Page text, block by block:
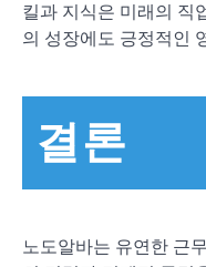
킬과 지식은 미래의 직
의 성장에도 긍정적인
결론
노도알바는 유연한 근